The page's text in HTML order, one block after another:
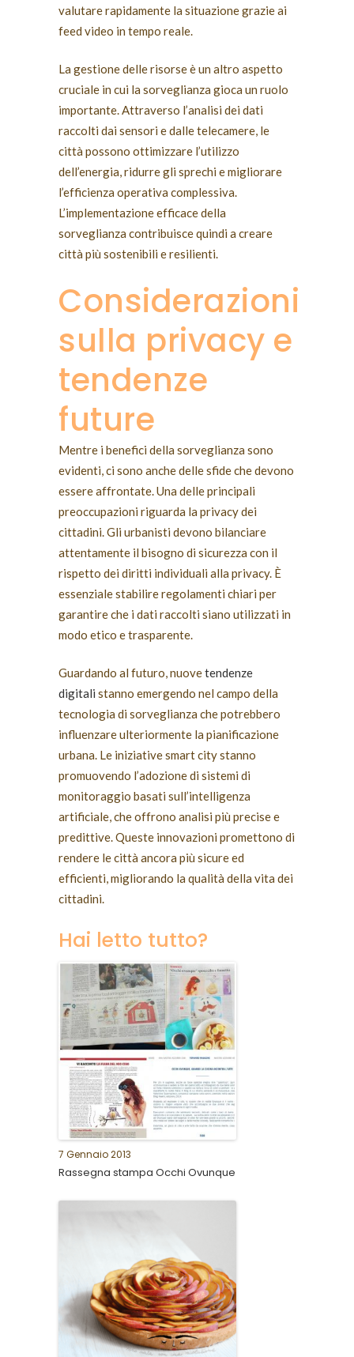
valutare rapidamente la situazione grazie ai
feed video in tempo reale.
La gestione delle risorse è un altro aspetto
cruciale in cui la sorveglianza gioca un ruolo
importante. Attraverso l’analisi dei dati
raccolti dai sensori e dalle telecamere, le
città possono ottimizzare l’utilizzo
dell’energia, ridurre gli sprechi e migliorare
l’efficienza operativa complessiva.
L’implementazione efficace della
sorveglianza contribuisce quindi a creare
città più sostenibili e resilienti.
Considerazioni
sulla privacy e
tendenze
future
Mentre i benefici della sorveglianza sono
evidenti, ci sono anche delle sfide che devono
essere affrontate. Una delle principali
preoccupazioni riguarda la privacy dei
cittadini. Gli urbanisti devono bilanciare
attentamente il bisogno di sicurezza con il
rispetto dei diritti individuali alla privacy. È
essenziale stabilire regolamenti chiari per
garantire che i dati raccolti siano utilizzati in
modo etico e trasparente.
Guardando al futuro, nuovetendenze
digitali stanno emergendo nel campo della
tecnologia di sorveglianza che potrebbero
influenzare ulteriormente la pianificazione
urbana. Le iniziative smart city stanno
promuovendo l’adozione di sistemi di
monitoraggio basati sull’intelligenza
artificiale, che offrono analisi più precise e
predittive. Queste innovazioni promettono di
rendere le città ancora più sicure ed
efficienti, migliorando la qualità della vita dei
cittadini.
Hai letto tutto?
7 Gennaio 2013
Rassegna stampa Occhi Ovunque